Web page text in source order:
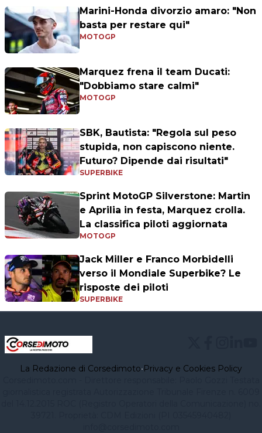
Marini-Honda divorzio amaro: "Non
basta per restare qui"
MOTOGP
Marquez frena il team Ducati:
"Dobbiamo stare calmi"
MOTOGP
SBK, Bautista: "Regola sul peso
stupida, non capiscono niente.
Futuro? Dipende dai risultati"
SUPERBIKE
Sprint MotoGP Silverstone: Martin
e Aprilia in festa, Marquez crolla.
La classifica piloti aggiornata
MOTOGP
Jack Miller e Franco Morbidelli
verso il Mondiale Superbike? Le
risposte dei piloti
SUPERBIKE
La Redazione di Corsedimoto•Privacy e Cookies Policy